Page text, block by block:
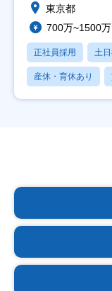
東京都
700万~1500万
正社員採用 土
産休・育休あり